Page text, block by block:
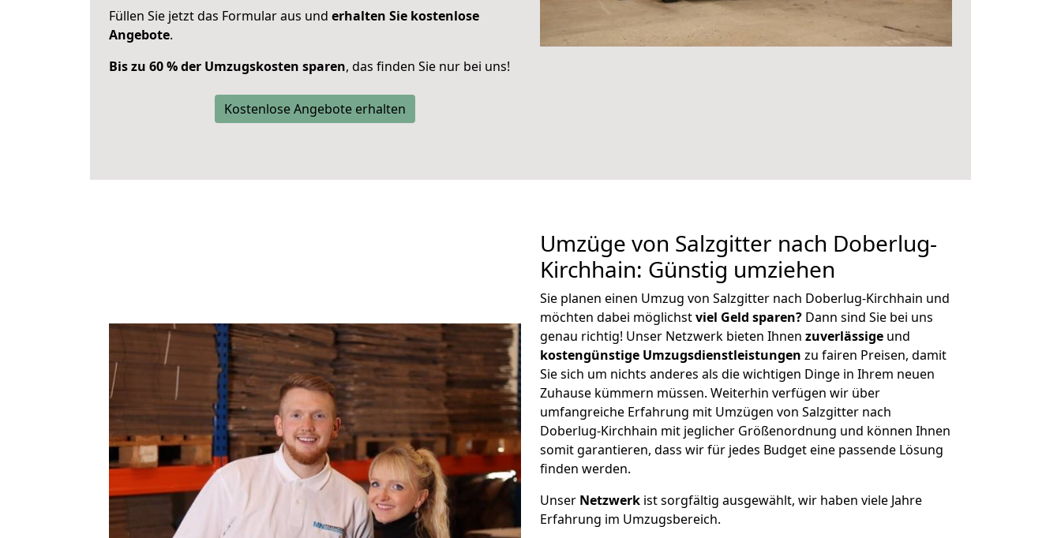
Füllen Sie jetzt das Formular aus und erhalten Sie kostenlose
Angebote.
Bis zu 60 % der Umzugskosten sparen, das finden Sie nur bei uns!
Kostenlose Angebote erhalten
Umzüge von Salzgitter nach Doberlug-
Kirchhain: Günstig umziehen
Sie planen einen Umzug von Salzgitter nach Doberlug-Kirchhain und
möchten dabei möglichstviel Geld sparen? Dann sind Sie bei uns
genau richtig! Unser Netzwerk bieten Ihnen zuverlässige und
kostengünstige Umzugsdienstleistungen zu fairen Preisen, damit
Sie sich um nichts anderes als die wichtigen Dinge in Ihrem neuen
Zuhause kümmern müssen. Weiterhin verfügen wir über
umfangreiche Erfahrung mit Umzügen von Salzgitter nach
Doberlug-Kirchhain mit jeglicher Größenordnung und können Ihnen
somit garantieren, dass wir für jedes Budget eine passende Lösung
finden werden.
Unser Netzwerk ist sorgfältig ausgewählt, wir haben viele Jahre
Erfahrung im Umzugsbereich.